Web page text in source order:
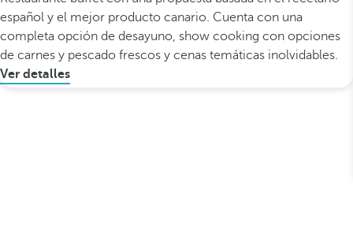
español y el mejor producto canario. Cuenta con una
completa opción de desayuno, show cooking con opciones
de carnes y pescado frescos y cenas temáticas inolvidables.
Ver detalles